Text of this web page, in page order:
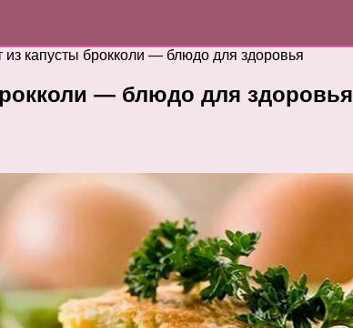
из капусты брокколи — блюдо для здоровья
— блюдо для здоровья